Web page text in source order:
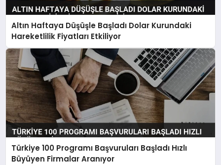
Altın Haftaya Düşüşle Başladı Dolar Kurundaki
Hareketlilik Fiyatları Etkiliyor
Türkiye 100 Programı Başvuruları Başladı Hızlı
Büyüyen Firmalar Aranıyor